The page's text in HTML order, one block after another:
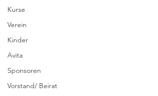
Kurse
Verein
Kinder
Avita
Sponsoren
Vorstand/ Beirat